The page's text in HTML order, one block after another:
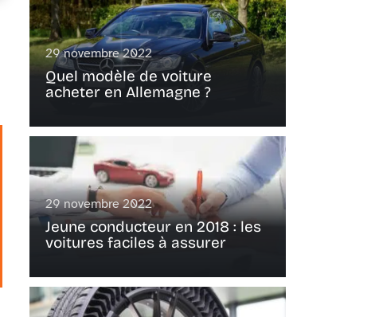
29 novembre 2022
Quel modèle de voiture
acheter en Allemagne ?
29 novembre 2022
Jeune conducteur en 2018 : les
voitures faciles à assurer